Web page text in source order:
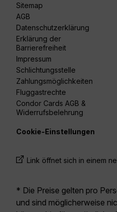
Sitemap
AGB
Datenschutzerklärung
Erklärung der
Barrierefreiheit
Impressum
Schlichtungsstelle
Zahlungsmöglichkeiten
Fluggastrechte
Condor Cards AGB &
Widerrufsbelehrung
Cookie-Einstellungen
Link öffnet sich in einem
* Die Preise gelten pro
und sind möglicherweise